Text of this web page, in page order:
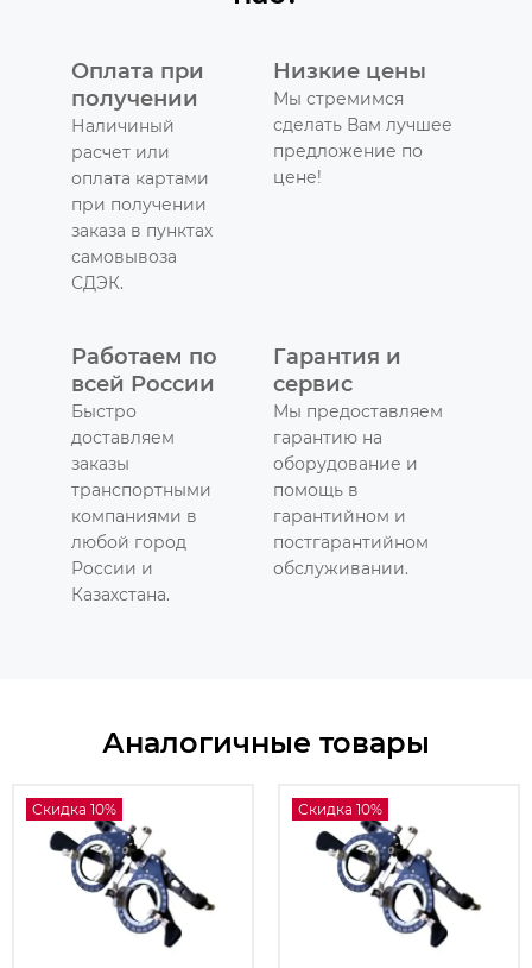
Оплата при
получении
Наличиный
расчет или
оплата картами
при получении
заказа в пунктах
самовывоза
СДЭК.
Низкие цены
Мы стремимся
сделать Вам лучшее
предложение по
цене!
Работаем по
всей России
Быстро
доставляем
заказы
транспортными
компаниями в
любой город
России и
Казахстана.
Гарантия и
сервис
Мы предоставляем
гарантию на
оборудование и
помощь в
гарантийном и
постгарантийном
обслуживании.
Аналогичные товары
Скидка 10% Скидка 10%